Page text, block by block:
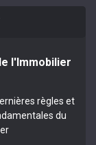
l'Immobilier
règles et
du